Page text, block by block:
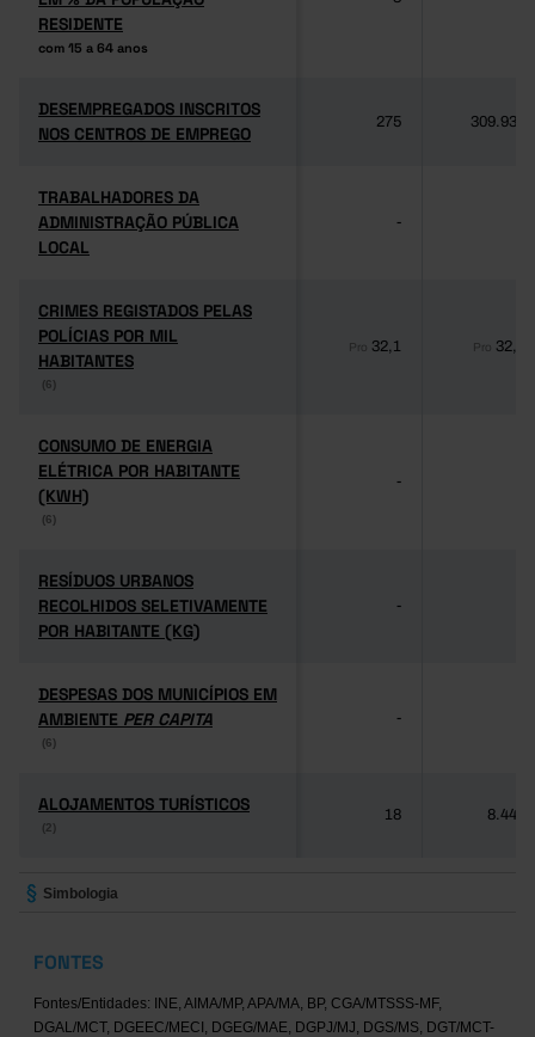
RESIDENTE
com 15 a 64 anos
RESIDENTE
com 15 a 64 anos
DESEMPREGADOS INSCRITOS
NOS CENTROS DE EMPREGO
DESEMPREGADOS INSCRITOS
NOS CENTROS DE EMPREGO
275 309.939
TRABALHADORES DA
ADMINISTRAÇÃO PÚBLICA
LOCAL
TRABALHADORES DA
ADMINISTRAÇÃO PÚBLICA
LOCAL
-
CRIMES REGISTADOS PELAS
POLÍCIAS POR MIL
HABITANTES
(6)
CRIMES REGISTADOS PELAS
POLÍCIAS POR MIL
HABITANTES
(6)
Pro 32,1 Pro 32,1
CONSUMO DE ENERGIA
ELÉTRICA POR HABITANTE
(KWH)
(6)
CONSUMO DE ENERGIA
ELÉTRICA POR HABITANTE
(KWH)
(6)
-
RESÍDUOS URBANOS
RECOLHIDOS SELETIVAMENTE
POR HABITANTE (KG)
RESÍDUOS URBANOS
RECOLHIDOS SELETIVAMENTE
POR HABITANTE (KG)
-
DESPESAS DOS MUNICÍPIOS EM
AMBIENTE PER CAPITA
(6)
DESPESAS DOS MUNICÍPIOS EM
AMBIENTE PER CAPITA
(6)
-
ALOJAMENTOS TURÍSTICOS
(2)
ALOJAMENTOS TURÍSTICOS
(2)
18 8.446
Simbologia
FONTES
Fontes/Entidades: INE, AIMA/MP, APA/MA, BP, CGA/MTSSS-MF,
DGAL/MCT, DGEEC/MECI, DGEG/MAE, DGPJ/MJ, DGS/MS, DGT/MCT-